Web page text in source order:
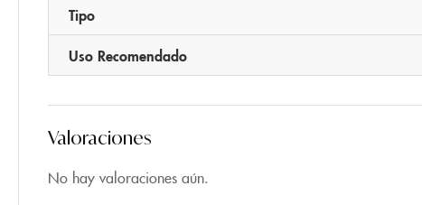
Tipo
Uso Recomendado
Valoraciones
No hay valoraciones aún.